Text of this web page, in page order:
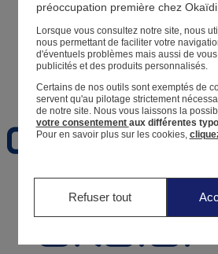
Mes informations
Suivre une commande
Panier
Favoris
Naissance0-12 mois
préoccupation première chez Okaïdi.
Lorsque vous consultez notre site, nous
nous permettant de faciliter votre
d'éventuels problèmes mais aussi de
publicités et des produits personnalisés.
Certains de nos outils sont exemptés de
servent qu'au pilotage strictement
de notre site. Nous vous laissons la
votre consentement aux différentes
Pour en savoir plus sur les cookies,
Refuser tout